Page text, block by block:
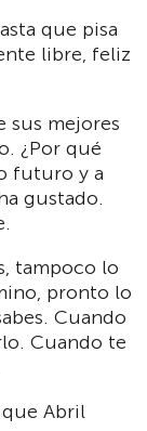
que pisa
libre, feliz
sus mejores
¿Por qué
futuro y a
gustado.
tampoco lo
pronto lo
Cuando
Cuando te
que Abril